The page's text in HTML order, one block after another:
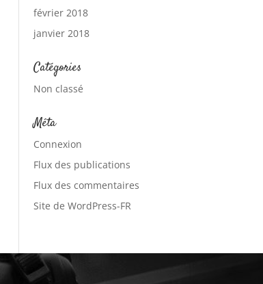
février 2018
janvier 2018
Catégories
Non classé
Méta
Connexion
Flux des publications
Flux des commentaires
Site de WordPress-FR